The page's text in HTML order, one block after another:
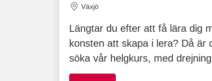
Plats
Växjö
Längtar du efter att få lära dig
konsten att skapa i lera? Då är
söka vår helgkurs, med